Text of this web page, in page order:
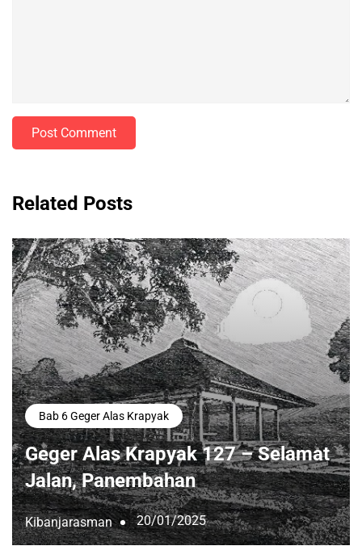
Post Comment
Related Posts
Bab 6 Geger Alas Krapyak
Geger Alas Krapyak 127 – Selamat
Jalan, Panembahan
Kibanjarasman 20/01/2025